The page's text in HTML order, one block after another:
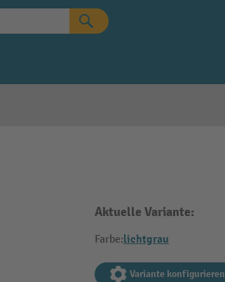
Aktuelle Variante:
Farbe:lichtgrau
Variante konfigurieren